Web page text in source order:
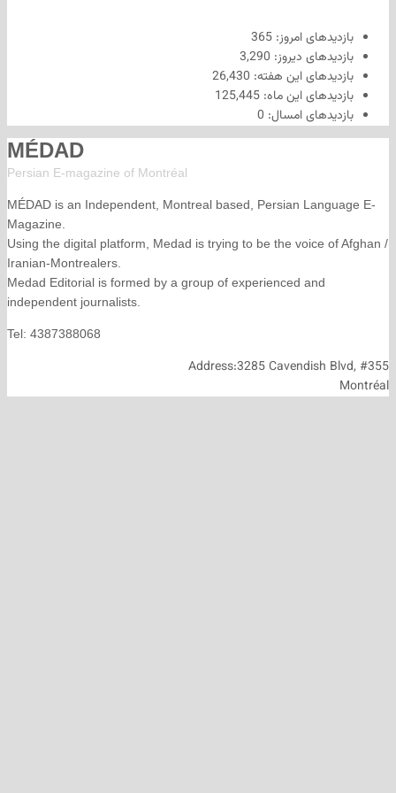
امروز:365
دیروز:3,290
این هفته:26,430
این ماه:125,445
امسال:0
MÉDAD
Persian E-magazine of Montr
MÉDAD is an Independent, Montreal based, Persian
Using the digital platform, Medad is trying to be the
Iranian-Montrealers.
Medad Editorial is formed by a group of experienced and
independent journalists.
Tel: 4387388068
Address:3285